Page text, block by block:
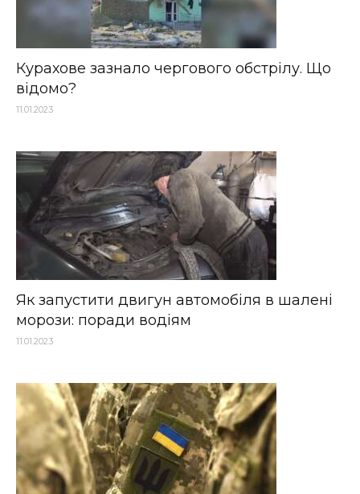
Курахове зазнало чергового обстрілу. Що
відомо?
11.01.2023
Як запустити двигун автомобіля в шалені
морози: поради водіям
11.01.2023